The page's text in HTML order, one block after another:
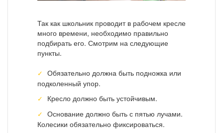
Так как школьник проводит в рабочем кресле
много времени, необходимо правильно
подбирать его. Смотрим на следующие
пункты.
Обязательно должна быть подножка или
подколенный упор.
Кресло должно быть устойчивым.
Основание должно быть с пятью лучами.
Колесики обязательно фиксироваться.